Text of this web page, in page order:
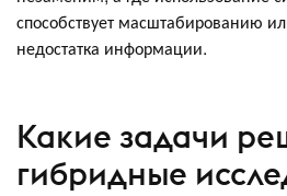
способствует масштабированию
недостатка информации.
Какие задачи
гибридные